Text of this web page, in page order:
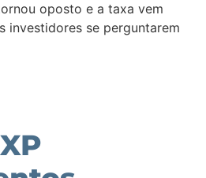
oposto e a taxa vem
investidores se perguntarem